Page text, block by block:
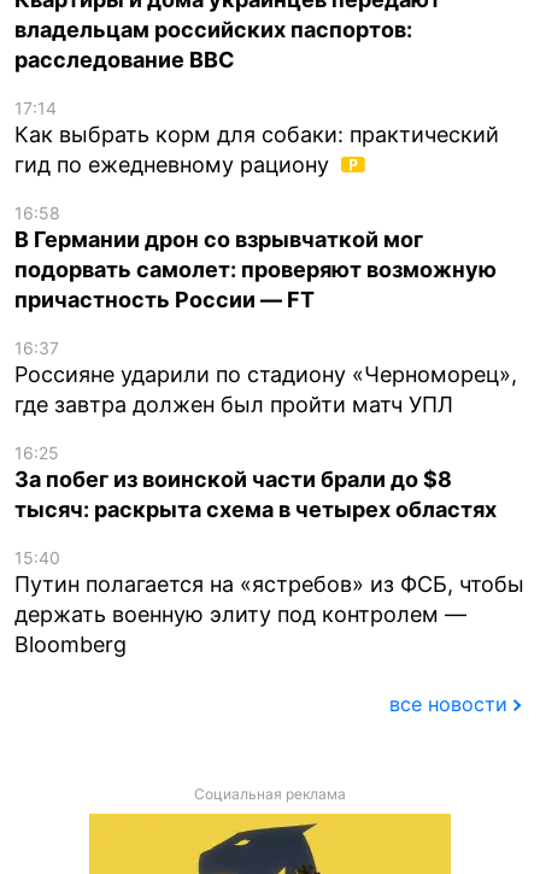
владельцам российских паспортов:
расследование BBC
17:14
Как выбрать корм для собаки: практический
гид по ежедневному рациону
16:58
В Германии дрон со взрывчаткой мог
подорвать самолет: проверяют возможную
причастность России — FT
16:37
Россияне ударили по стадиону «Черноморец»,
где завтра должен был пройти матч УПЛ
16:25
За побег из воинской части брали до $8
тысяч: раскрыта схема в четырех областях
15:40
Путин полагается на «ястребов» из ФСБ, чтобы
держать военную элиту под контролем —
Bloomberg
все новости
Социальная реклама